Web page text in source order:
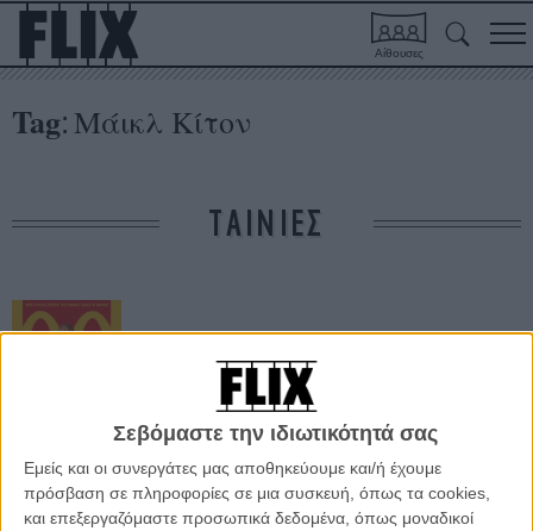
Σεβόμαστε την ιδιωτικότητά σας
Εμείς και οι συνεργάτες μας αποθηκεύουμε και/ή έχουμε
πρόσβαση σε πληροφορίες σε μια συσκευή, όπως τα cookies,
και επεξεργαζόμαστε προσωπικά δεδομένα, όπως μοναδικοί
Αίθουσες
Tag: Μάικλ Κίτον
ΤΑΙΝΙΕΣ
Ο Ιδρυτής Μιας
Αυτοκρατορίας